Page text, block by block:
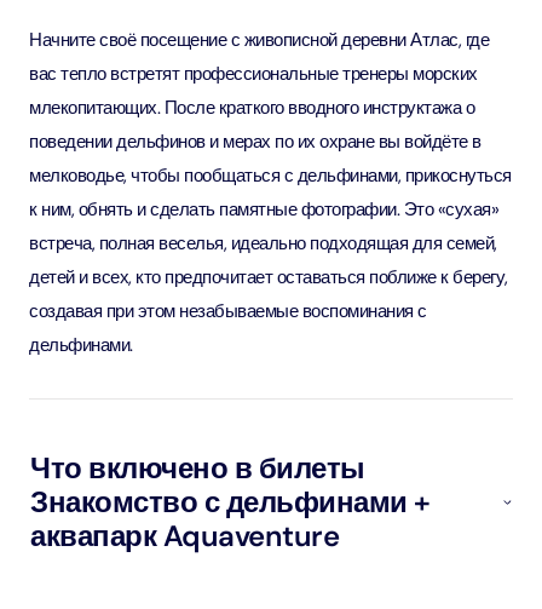
Начните своё посещение с живописной деревни Атлас, где
вас тепло встретят профессиональные тренеры морских
млекопитающих. После краткого вводного инструктажа о
поведении дельфинов и мерах по их охране вы войдёте в
мелководье, чтобы пообщаться с дельфинами, прикоснуться
к ним, обнять и сделать памятные фотографии. Это «сухая»
встреча, полная веселья, идеально подходящая для семей,
детей и всех, кто предпочитает оставаться поближе к берегу,
создавая при этом незабываемые воспоминания с
дельфинами.
Что включено в билеты
Знакомство с дельфинами +
аквапарк Aquaventure